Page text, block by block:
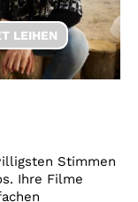
LEIHEN
Stimmen
Ihre Filme